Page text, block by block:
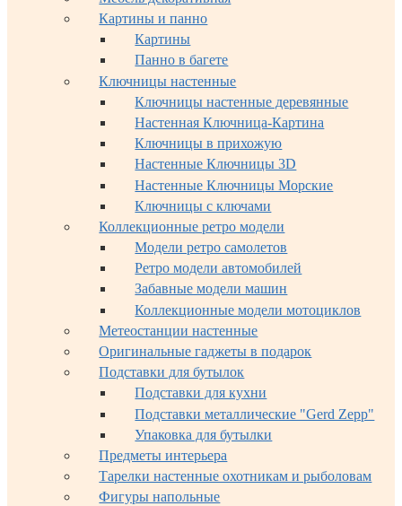
Картины и панно
Картины
Панно в багете
Ключницы настенные
Ключницы настенные деревянные
Настенная Ключница-Картина
Ключницы в прихожую
Настенные Ключницы 3D
Настенные Ключницы Морские
Ключницы с ключами
Коллекционные ретро модели
Модели ретро самолетов
Ретро модели автомобилей
Забавные модели машин
Коллекционные модели мотоциклов
Метеостанции настенные
Оригинальные гаджеты в подарок
Подставки для бутылок
Подставки для кухни
Подставки металлические "Gerd Zepp"
Упаковка для бутылки
Предметы интерьера
Тарелки настенные охотникам и рыболовам
Фигуры напольные